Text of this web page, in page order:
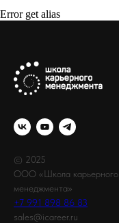
Error get alias
© 2025
ООО «Школа карьерного
менеджмента»
+7 991 898 86 83
sales@icareer.ru